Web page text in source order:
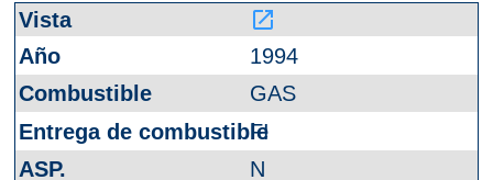
launch
1994
GAS
FI
N